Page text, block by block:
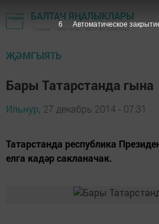
БАЛТАЧ ЯҢАЛЫКЛАРЫ
"Хезмәт" газетасы - Балтач районы
ҖӘМГЫЯТЬ
Бары Татарстанда гына
Ильнур, 27 декабрь 2014 - 07:31
Татарстанда республика
елга кадәр сакланачак.
5 Автоматическое